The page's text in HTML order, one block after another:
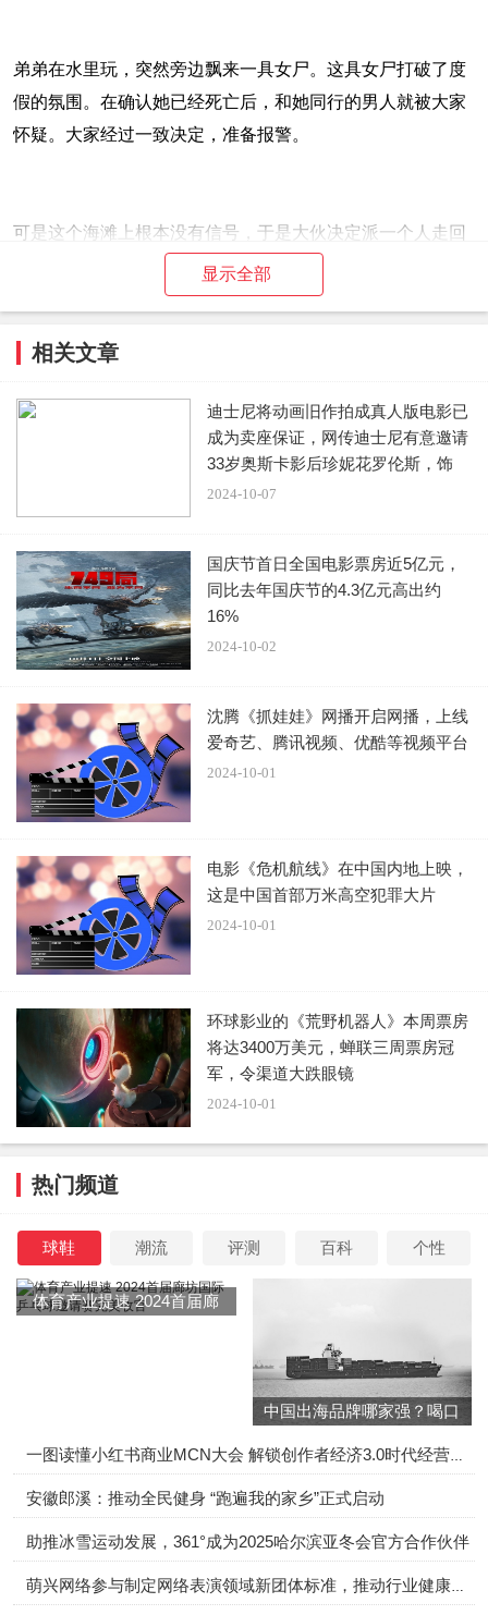
弟弟在水里玩，突然旁边飘来一具女尸。这具女尸打破了度
假的氛围。在确认她已经死亡后，和她同行的男人就被大家
怀疑。大家经过一致决定，准备报警。
可是这个海滩上根本没有信号，于是大伙决定派一个人走回
回去报警的这个男人在穿越峡谷时，突然昏倒了，醒来时已
经在海滩上。
更诡异的事情发生了，开始的那对夫妇发现他们的儿女长大
了至少十岁。这吓得夫妇以为他们生了什么病。
得好好的，突然停止了呼吸。
之前被怀疑杀人的男子想逃离这个海滩，另外一个男人去追
他。而在他们经过那个峡谷时，两人头都昏倒了，回到了海
滩。
众人现在才开始意识到事情的严重性，聚在一起想要找出办
其中一个女人是精神病专家，认为他们陷入了一种加群体错
乱的境况，会导致大家认知混乱。
这时，一群人的心理已经到了崩溃的边缘，有人已经开始精
神紊乱。那个医生拿出了一把刀，划了被怀疑男子的脸一
下。
更加奇怪的事情发生了，上一秒还在流血的伤口，一下子就
愈合的只剩条疤了。这让众人更加疑惑不已。
又有一个女人的肚子上突然涨了一个白色的肿瘤。医生为他
切除肿瘤，每次刀划开肚子的时候，伤口就会马上愈合。众
人只得用手扒开伤口，才得以让医生切除肿瘤。
之前死去的老太太，已经变成了白骨。众人这才意识到，在
这个海滩上时间流逝的不对劲——这个海滩上半小时等于外
就在他们讨论的时候，之前的小孩已经全部长大。那个弟弟
甚至搞大了另一个女孩的肚子！
显示全部
相关文章
迪士尼将动画旧作拍成真人版电影已
成为卖座保证，网传迪士尼有意邀请
33岁奥斯卡影后珍妮花罗伦斯，饰
演“
2024-10-07
国庆节首日全国电影票房近5亿元，
同比去年国庆节的4.3亿元高出约
16%
2024-10-02
沈腾《抓娃娃》网播开启网播，上线
爱奇艺、腾讯视频、优酷等视频平台
2024-10-01
电影《危机航线》在中国内地上映，
这是中国首部万米高空犯罪大片
2024-10-01
环球影业的《荒野机器人》本周票房
将达3400万美元，蝉联三周票房冠
军，令渠道大跌眼镜
2024-10-01
热门频道
球鞋 潮流 评测 百科 个性
体育产业提速 2024首届廊
中国出海品牌哪家强？喝口
安徽郎溪：推动全民健身 “跑遍我的家乡”正式启动
助推冰雪运动发展，361°成为2025哈尔滨亚冬会官方合作伙伴